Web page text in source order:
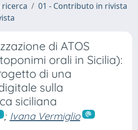
01 - Contributo in rivista
di ATOS
orali in Sicilia):
di una
sulla
siciliana
; Ivana Vermiglio